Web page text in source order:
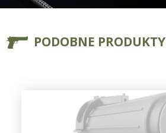
PODOBNE PRODUKTY